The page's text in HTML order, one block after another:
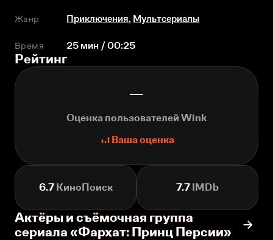
Жанр Приключения, Мультсериалы
Время 25 мин / 00:25
Рейтинг
—
Оценка пользователей Wink
Ваша оценка
6.7КиноПоиск 7.7 IMDb
Актёры и съёмочная группа
сериала «Фархат: Принц Персии»